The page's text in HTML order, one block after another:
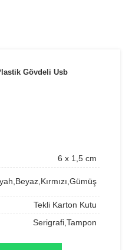
Gövdeli Usb
6 x 1,5 cm
Tekli Karton Kutu
Serigrafi,Tampon